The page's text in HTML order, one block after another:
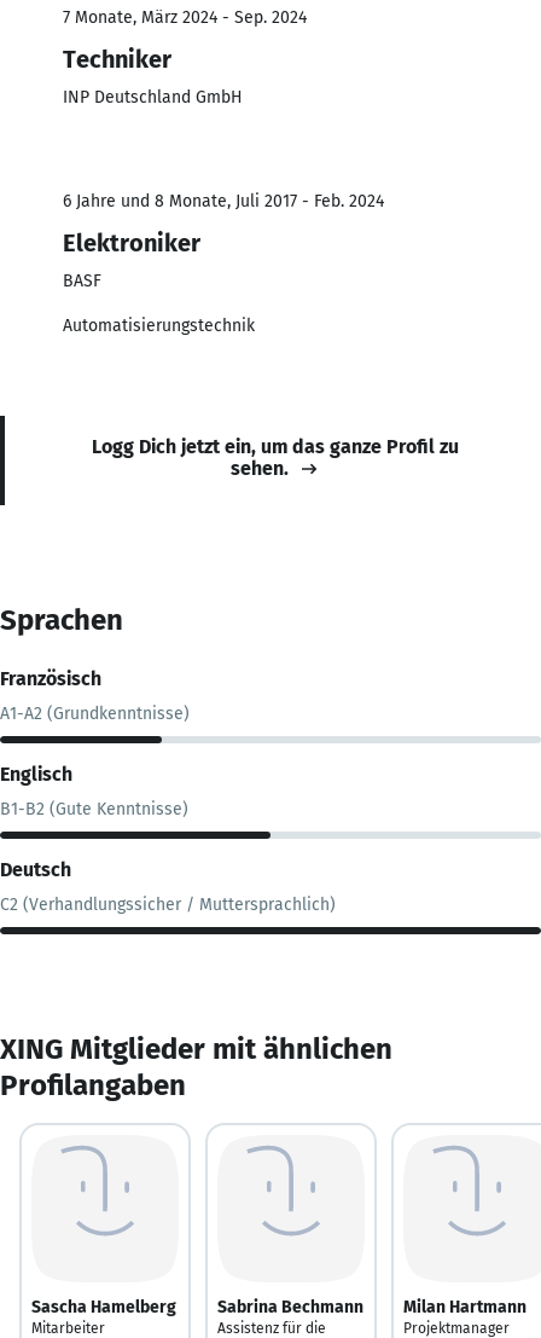
7 Monate, März 2024 - Sep. 2024
Techniker
INP Deutschland GmbH
6 Jahre und 8 Monate, Juli 2017 - Feb. 2024
Elektroniker
BASF
Automatisierungstechnik
Logg Dich jetzt ein, um das ganze Profil zu
sehen.
Sprachen
Französisch
A1-A2 (Grundkenntnisse)
Englisch
B1-B2 (Gute Kenntnisse)
Deutsch
C2 (Verhandlungssicher / Muttersprachlich)
XING Mitglieder mit ähnlichen
Profilangaben
Sascha Hamelberg
Mitarbeiter
Sabrina Bechmann
Assistenz für die
Milan Hartmann
Projektmanager